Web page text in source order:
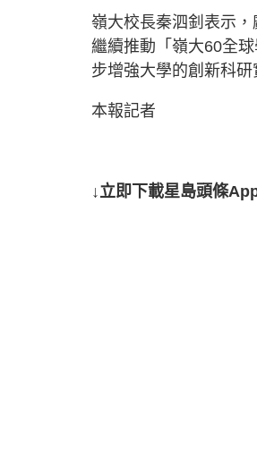
嶺大校長秦泗釗表示
繼續推動「嶺大60全
步增強大學的創新科研
本報記者
↓立即下載星島頭條